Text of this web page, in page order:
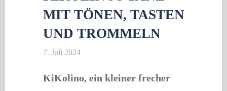
MIT TÖNEN, TASTEN
UND TROMMELN
7. Juli 2024
KiKolino, ein kleiner frecher